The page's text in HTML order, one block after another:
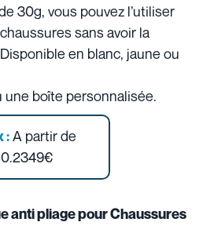
30g, vous pouvez l’utiliser
sans avoir la
en blanc, jaune ou
une boîte personnalisée.
:A partir de
0.2349€
anti pliage pour Chaussures